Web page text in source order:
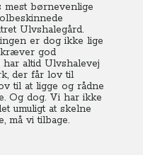
børnevenlige
Ulvshalegård.
er dog ikke lige
kræver god
altid Ulvshalevej
der får lov til
til at ligge og rådne
Og dog. Vi har ikke
umuligt at skelne
må vi tilbage.